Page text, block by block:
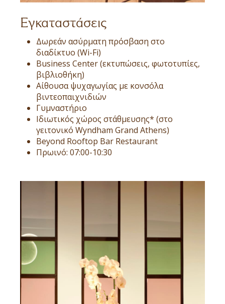
Εγκαταστάσεις
Δωρεάν ασύρματη πρόσβαση στο
διαδίκτυο (Wi-Fi)
Business Center (εκτυπώσεις, φωτοτυπίες,
βιβλιοθήκη)
Αίθουσα ψυχαγωγίας με κονσόλα
βιντεοπαιχνιδιών
Γυμναστήριο
Ιδιωτικός χώρος στάθμευσης* (στο
γειτονικό Wyndham Grand Athens)
Beyond Rooftop Bar Restaurant
Πρωινό: 07:00-10:30